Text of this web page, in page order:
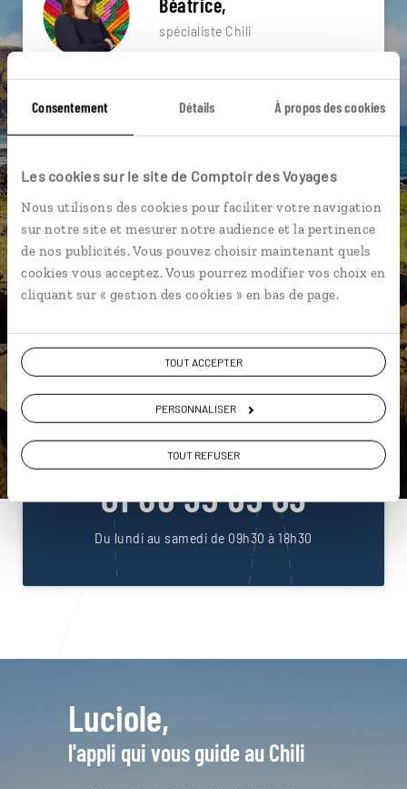
Consentement Détails À propos des cookies
Les cookies sur le site de Comptoir des Voyages
Nous utilisons des cookies pour faciliter votre navigation
sur notre site et mesurer notre audience et la pertinence
de nos publicités. Vous pouvez choisir maintenant quels
cookies vous acceptez. Vous pourrez modifier vos choix en
cliquant sur « gestion des cookies » en bas de page.
TOUT ACCEPTER
PERSONNALISER
TOUT REFUSER
spécialiste Chili
Suivez vos envies et demandez conseils à nos
spécialistes
Ils sauront organiser votre itinéraire au plus
connectés en agence, mais aussi par email ou
téléphone.
Vous gardez le même interlocuteur avant,
pendant et après votre voyage.
Construisez votre voyage avec un spécialiste Chili
01 86 95 65 09
Du lundi au samedi de 09h30 à 18h30
Luciole,
l'appli qui vous guide au Chili